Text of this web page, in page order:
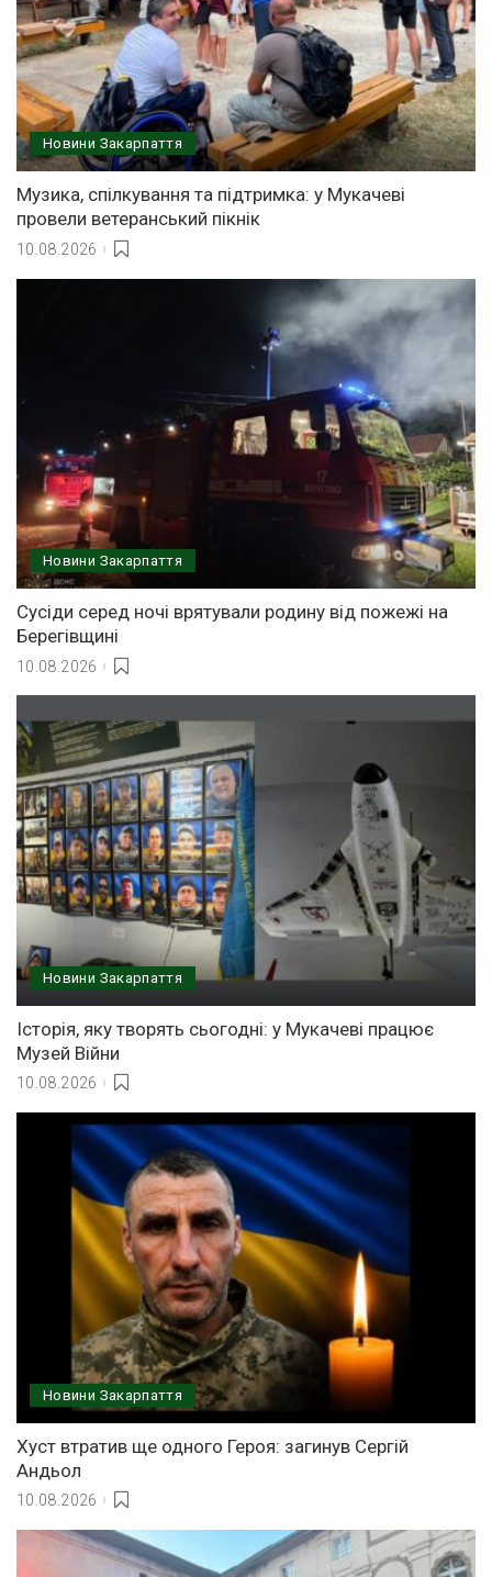
Новини Закарпаття
Музика, спілкування та підтримка: у Мукачеві
провели ветеранський пікнік
10.08.2026
Новини Закарпаття
Сусіди серед ночі врятували родину від пожежі на
Берегівщині
10.08.2026
Новини Закарпаття
Історія, яку творять сьогодні: у Мукачеві працює
Музей Війни
10.08.2026
Новини Закарпаття
Хуст втратив ще одного Героя: загинув Сергій
Андьол
10.08.2026